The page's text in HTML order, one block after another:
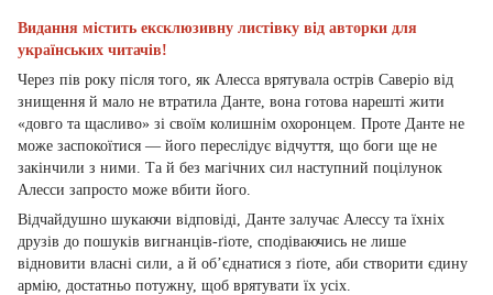
Видання містить ексклюзивну листівку від авторки для
українських читачів!
Через пів року після того, як Алесса врятувала острів Саверіо від
знищення й мало не втратила Данте, вона готова нарешті жити
«довго та щасливо» зі своїм колишнім охоронцем. Проте Данте не
може заспокоїтися — його переслідує відчуття, що боги ще не
закінчили з ними. Та й без магічних сил наступний поцілунок
Алесси запросто може вбити його.
Відчайдушно шукаючи відповіді, Данте залучає Алессу та їхніх
друзів до пошуків вигнанців-ґіоте, сподіваючись не лише
відновити власні сили, а й об’єднатися з ґіоте, аби створити єдину
армію, достатньо потужну, щоб врятувати їх усіх.